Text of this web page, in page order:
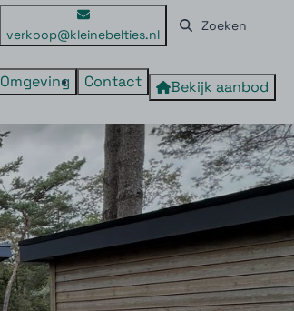
verkoop@kleinebelties.nl
Omgeving Contact Bekijk aanbod